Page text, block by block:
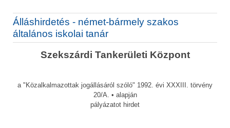
Álláshirdetés - német-bármely szakos
általános iskolai tanár
Szekszárdi Tankerületi Központ
a "Közalkalmazottak jogállásáról szóló" 1992. évi XXXIII. törvény
20/A. • alapján
pályázatot hirdet